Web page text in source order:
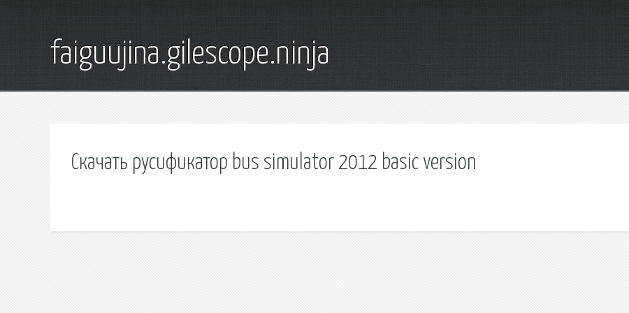
faiguujina.gilescope.ninja
Скачать русификатор bus simulator 2012 basic version